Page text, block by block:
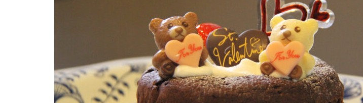
う、海辺の鮨処「鮨 彦八」
かどる、島原
レイス「コワ
【NEW OPEN】煙と笑いのちょ
うどいい距離感。「焼肉 福よ
【NEW
る。話したく
Hi!baby.こんにちは赤ちゃん♪
口之津歴史民俗
n口之津港ター